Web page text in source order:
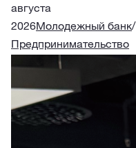
августа
2026Молодежный банк/
Предпринимательство